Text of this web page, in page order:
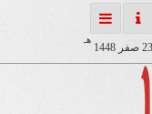
23 صفر 1448
هـ